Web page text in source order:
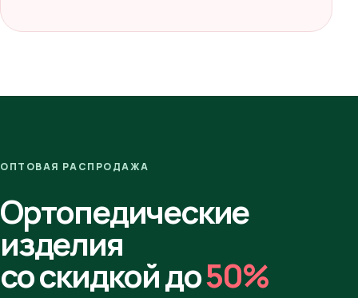
ОПТОВАЯ РАСПРОДАЖА
Ортопедические
изделия
со скидкой до50%